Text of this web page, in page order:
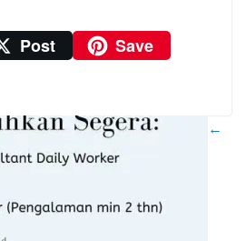
Post Save
←